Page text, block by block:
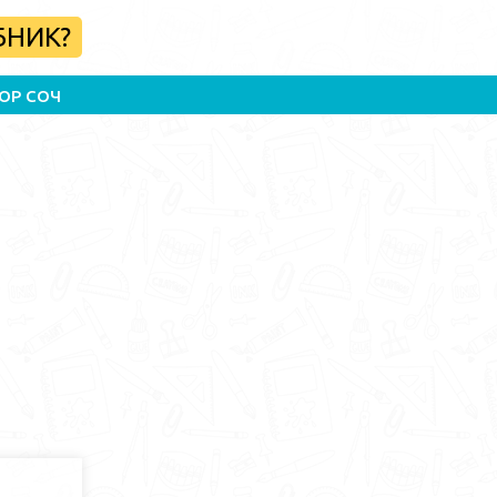
СОЧ